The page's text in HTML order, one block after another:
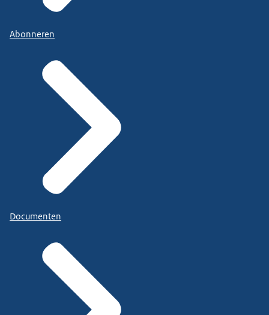
Abonneren
Documenten